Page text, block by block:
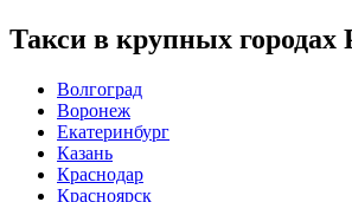
Такси в крупных городах
Волгоград
Воронеж
Екатеринбург
Казань
Краснодар
Красноярск